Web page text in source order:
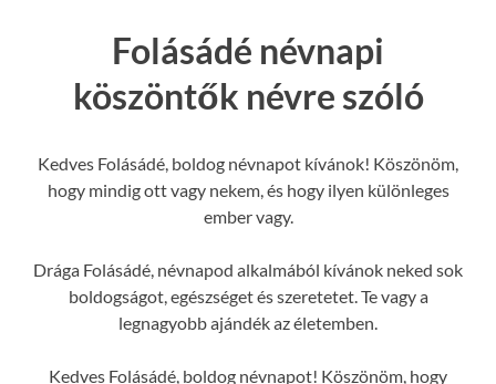
Folásádé névnapi
köszöntők névre szóló
Kedves Folásádé, boldog névnapot kívánok! Köszönöm,
hogy mindig ott vagy nekem, és hogy ilyen különleges
ember vagy.
Drága Folásádé, névnapod alkalmából kívánok neked sok
boldogságot, egészséget és szeretetet. Te vagy a
legnagyobb ajándék az életemben.
Kedves Folásádé, boldog névnapot! Köszönöm, hogy